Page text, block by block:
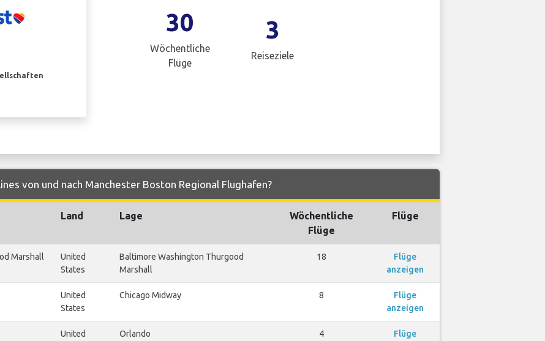
30
Wöchentliche
Flüge
3
Reiseziele
von und nach Manchester Boston Regional Flughafen?
Land Lage
Wöchentliche
Flüge
Flüge
Marshall
United
States
Baltimore Washington Thurgood
Marshall
18
Flüge
anzeigen
United
States
Chicago Midway 8
Flüge
anzeigen
United
Orlando 4
Flüge